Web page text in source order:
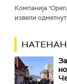
Компанија
извели